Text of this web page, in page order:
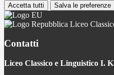
Accetta tutti Salva le preferenze
Liceo
Contatti
Liceo Classico e Linguistico I.